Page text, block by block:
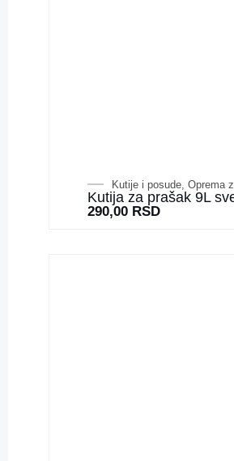
Kutije i posude, Oprema
Kutija za prašak 9L
290,00 RSD